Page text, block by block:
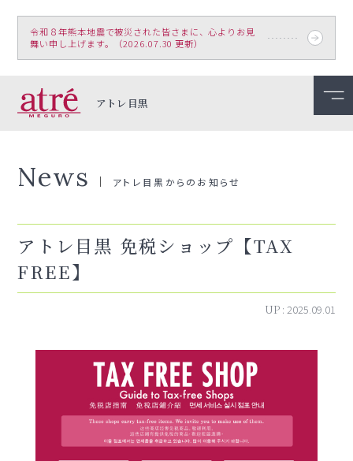
令和８年熊本地震で被災された皆さまに、心よりお見
舞い申し上げます。（2026.07.30 更新）
アトレ目黒
News アトレ目黒からのお知らせ
アトレ目黒 免税ショップ【TAX
FREE】
UP : 2025.09.01